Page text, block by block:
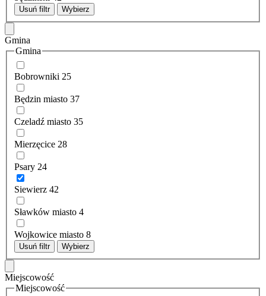
Usuń filtr Wybierz
Gmina
Gmina
Bobrowniki 25
Będzin miasto 37
Czeladź miasto 35
Mierzęcice 28
Psary 24
Siewierz 42
Sławków miasto 4
Wojkowice miasto 8
Usuń filtr Wybierz
Miejscowość
Miejscowość